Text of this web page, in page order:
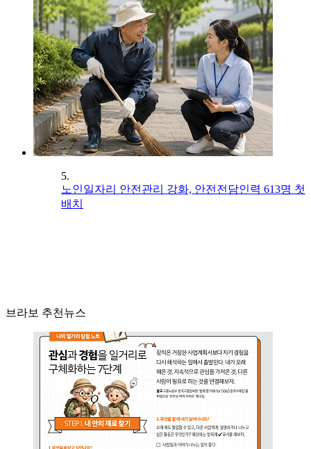
5.
노인일자리 안전관리 강화, 안전전담인력 613명 첫
배치
브라보 추천뉴스